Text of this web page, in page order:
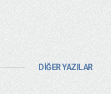
DİĞER YAZILAR